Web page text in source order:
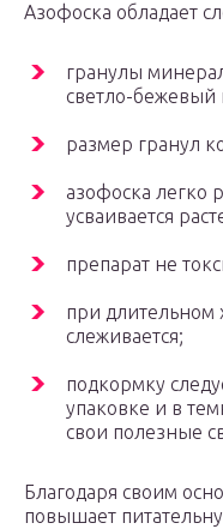
Азофоска обладает
гранулы
светло-
размер гранул
азофоска легко
усваивается
препарат не
при длительном
слеживается;
подкормку
упаковке и в
свои полезные
Благодаря своим
повышает